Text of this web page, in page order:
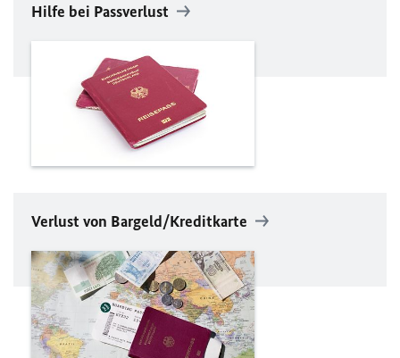
Hilfe bei Passverlust
Verlust von Bargeld/Kreditkarte